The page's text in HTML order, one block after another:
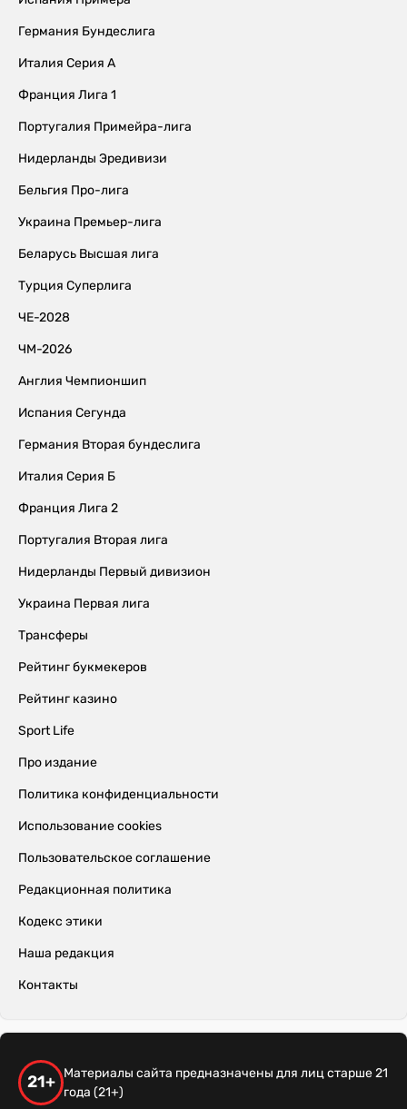
Германия Бундеслига
Италия Серия А
Франция Лига 1
Португалия Примейра-лига
Нидерланды Эредивизи
Бельгия Про-лига
Украина Премьер-лига
Беларусь Высшая лига
Турция Суперлига
ЧЕ-2028
ЧМ-2026
Англия Чемпионшип
Испания Сегунда
Германия Вторая бундеслига
Италия Серия Б
Франция Лига 2
Португалия Вторая лига
Нидерланды Первый дивизион
Украина Первая лига
Трансферы
Рейтинг букмекеров
Рейтинг казино
Sport Life
Про издание
Политика конфиденциальности
Использование cookies
Пользовательское соглашение
Редакционная политика
Кодекс этики
Наша редакция
Контакты
21+
Материалы сайта предназначены для лиц старше 21
года (21+)